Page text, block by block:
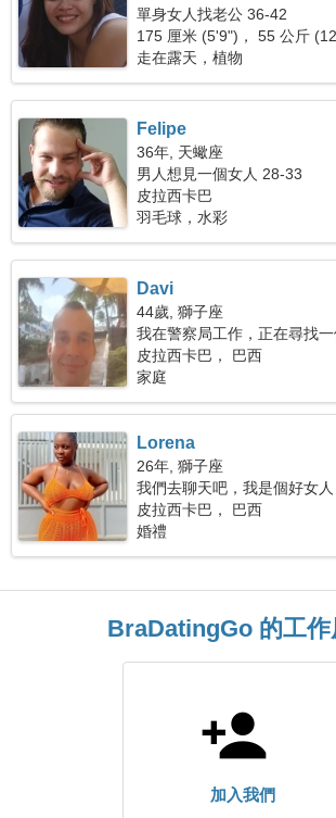
單身女人找老公 36-42
175 厘米 (5'9")， 55 公斤
走在露天，植物
Felipe
36年, 天蠍座
男人想見一個女人 28-33
皮拉西卡巴
羽毛球，水彩
Davi
44歲, 獅子座
我在警察局工作，正在尋找
皮拉西卡巴， 巴西
家庭
Lorena
26年, 獅子座
我們去聊天吧，我是個好女人
皮拉西卡巴， 巴西
婚禮
BraDatingGo 的工作
加入我們